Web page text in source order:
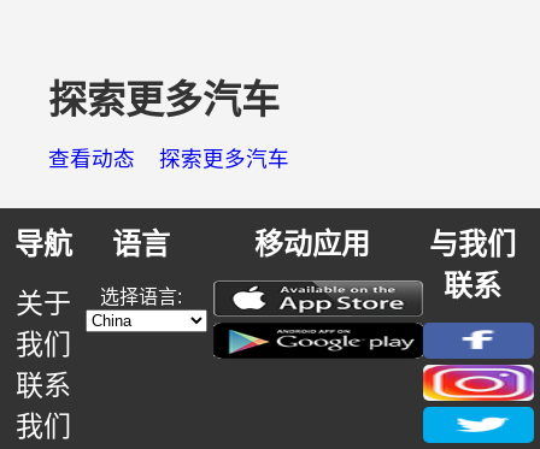
探索更多汽车
查看动态 探索更多汽车
导航
关于
我们
联系
我们
语言
选择语言:
移动应用
与我们
联系